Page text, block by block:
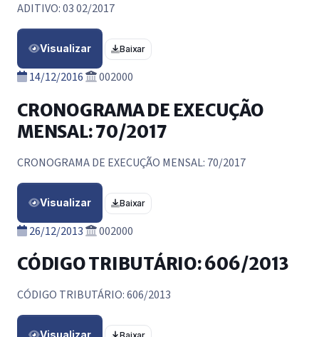
ADITIVO: 03 02/2017
Visualizar Baixar
14/12/2016 002000
CRONOGRAMA DE EXECUÇÃO
MENSAL: 70/2017
CRONOGRAMA DE EXECUÇÃO MENSAL: 70/2017
Visualizar Baixar
26/12/2013 002000
CÓDIGO TRIBUTÁRIO: 606/2013
CÓDIGO TRIBUTÁRIO: 606/2013